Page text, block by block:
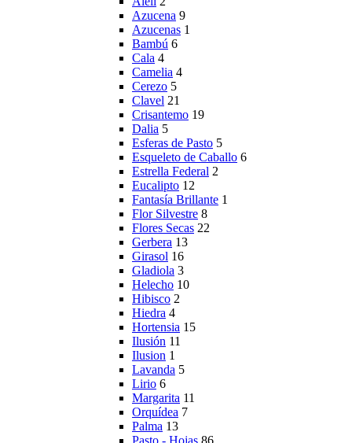
Azucena 9
Azucenas 1
Bambú 6
Cala 4
Camelia 4
Cerezo 5
Clavel 21
Crisantemo 19
Dalia 5
Esferas de Pasto 5
Esqueleto de Caballo 6
Estrella Federal 2
Eucalipto 12
Fantasía Brillante 1
Flor Silvestre 8
Flores Secas 22
Gerbera 13
Girasol 16
Gladiola 3
Helecho 10
Hibisco 2
Hiedra 4
Hortensia 15
Ilusión 11
Ilusion 1
Lavanda 5
Lirio 6
Margarita 11
Orquídea 7
Palma 13
Pasto - Hojas 86